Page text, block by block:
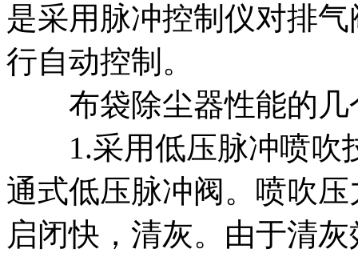
是采用脉冲控制仪对排
行自动控制。
布袋除尘器性能的几
1.采用低压脉冲喷吹
通式低压脉冲阀。喷吹
启闭快，清灰。由于清